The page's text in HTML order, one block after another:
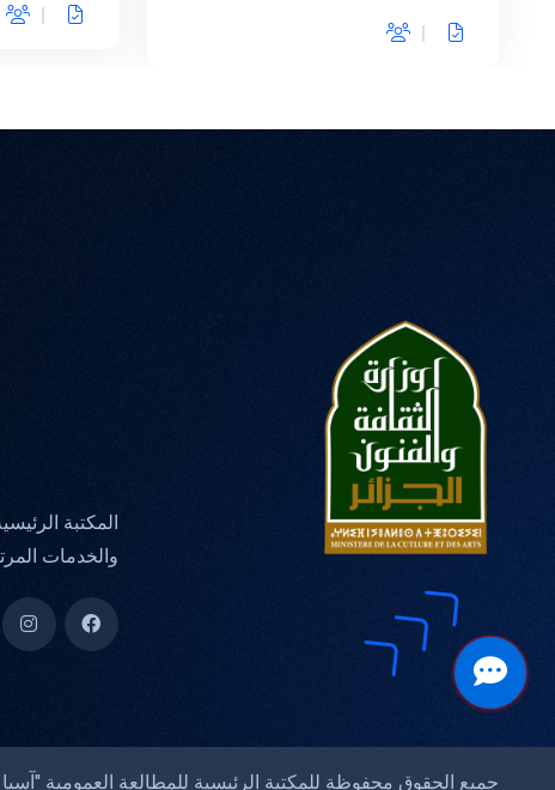
المكتبة
والخدمات
جميع الحقوق محفوظة للمكتبة الرئيسية للمطالعة العمومية "آسيا